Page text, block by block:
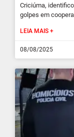
Criciúma,
golpes em
LEIA MAIS +
08/08/2025